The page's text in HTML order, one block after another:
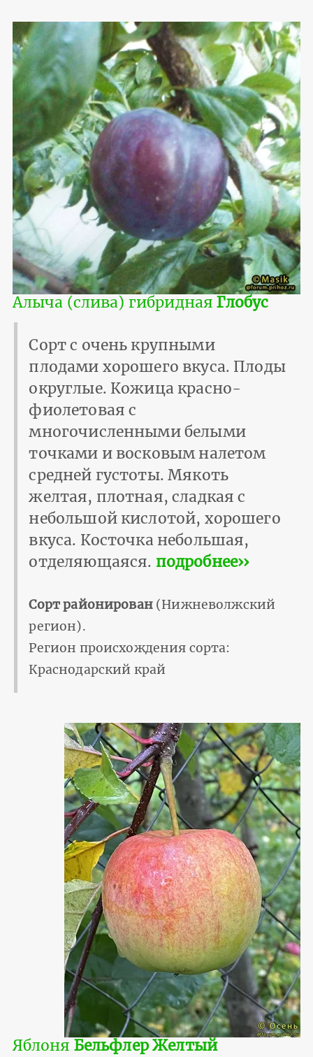
Алыча (слива) гибриднаяГлобус
Сорт с очень крупными
плодами хорошего вкуса. Плоды
округлые. Кожица красно-
фиолетовая с
многочисленными белыми
точками и восковым налетом
средней густоты. Мякоть
желтая, плотная, сладкая с
небольшой кислотой, хорошего
вкуса. Косточка небольшая,
отделяющаяся. подробнее››
Сорт районирован(Нижневолжский
регион).
Регион происхождения сорта:
Краснодарский край
Яблоня Бельфлер Желтый